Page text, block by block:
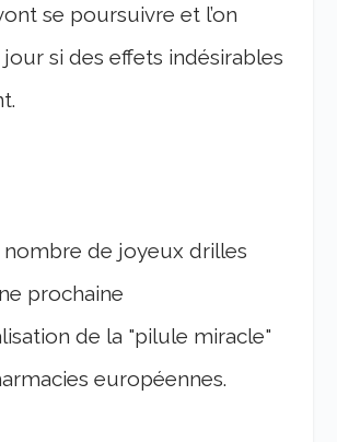
se poursuivre et l’on
si des effets indésirables
nombre de joyeux drilles
prochaine
de la "pilule miracle"
européennes.